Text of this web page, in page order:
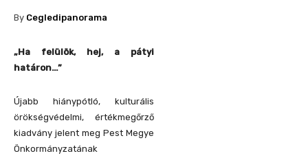
By Cegledipanorama
„Ha felülök, hej, a pátyi
határon…”
Újabb hiánypótló, kulturális
örökségvédelmi, értékmegőrző
kiadvány jelent meg Pest Megye
Önkormányzatának